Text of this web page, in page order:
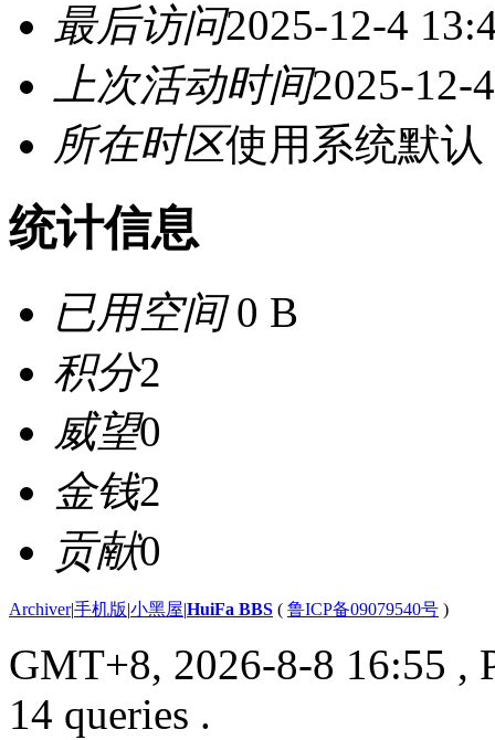
最后访问2025-12-4
上次活动时间2025-12-
所在时区使用系统默认
统计信息
已用空间0 B
积分2
威望0
金钱2
贡献0
Archiver|手机版|小黑屋|HuiFa BBS ( 鲁ICP备09079540号 )
GMT+8, 2026-8-8 16:55 ,
14 queries .